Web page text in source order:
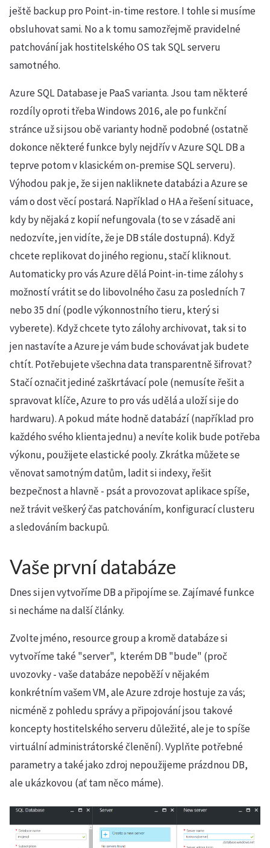
ještě backup pro Point-in-time restore. I tohle si musíme
obsluhovat sami. No a k tomu samozřejmě pravidelné
patchování jak hostitelského OS tak SQL serveru
samotného.
Azure SQL Database je PaaS varianta. Jsou tam některé
rozdíly oproti třeba Windows 2016, ale po funkční
stránce už si jsou obě varianty hodně podobné (ostatně
dokonce některé funkce byly nejdřív v Azure SQL DB a
teprve potom v klasickém on-premise SQL serveru).
Výhodou pak je, že si jen nakliknete databázi a Azure se
vám o dost věcí postará. Například o HA a řešení situace,
kdy by nějaká z kopií nefungovala (to se v zásadě ani
nedozvíte, jen vidíte, že je DB stále dostupná). Když
chcete replikovat do jiného regionu, stačí kliknout.
Automaticky pro vás Azure dělá Point-in-time zálohy s
možností vrátit se do libovolného času za posledních 7
nebo 35 dní (podle výkonnostního tieru, který si
vyberete). Když chcete tyto zálohy archivovat, tak si to
jen nastavíte a Azure je vám bude schovávat jak budete
chtít. Potřebujete všechna data transparentně šifrovat?
Stačí označit jediné zaškrtávací pole (nemusíte řešit a
spravovat klíče, Azure to pro vás udělá a uloží si je do
hardwaru). A pokud máte hodně databází (například pro
každého svého klienta jednu) a nevíte kolik bude potřeba
výkonu, použijete elastické pooly. Zkrátka můžete se
věnovat samotným datům, ladit si indexy, řešit
bezpečnost a hlavně - psát a provozovat aplikace spíše,
než trávit veškerý čas patchováním, konfigurací clusteru
a sledováním backupů.
Vaše první databáze
Dnes si jen vytvoříme DB a připojíme se. Zajímavé funkce
si necháme na další články.
Zvolte jméno, resource group a kromě databáze si
vytvoříme také "server", kterém DB "bude" (proč
uvozovky - vaše databáze nepoběží v nějakém
konkrétním vašem VM, ale Azure zdroje hostuje za vás;
nicméně z pohledu správy a připojování jsou takové
koncepty hostitelského serveru důležité, ale je to spíše
virtuální administrátorské členění). Vyplňte potřebné
parametry a také jako zdroj nepoužijeme prázdnou DB,
ale ukázkovou (ať tam něco máme).